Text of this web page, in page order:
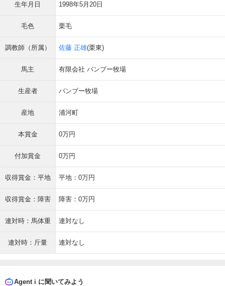
生年月日 1998年5月20日
毛色 栗毛
調教師（所属） 佐藤 正雄(栗東)
馬主 有限会社 バンブー牧場
生産者 バンブー牧場
産地 浦河町
本賞金 0万円
付加賞金 0万円
収得賞金：平地 平地：0万円
収得賞金：障害 障害：0万円
連対時：馬体重 連対なし
連対時：斤量 連対なし
Agent i に聞いてみよう